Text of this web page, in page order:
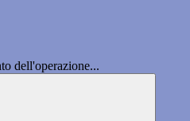
dell'operazione...